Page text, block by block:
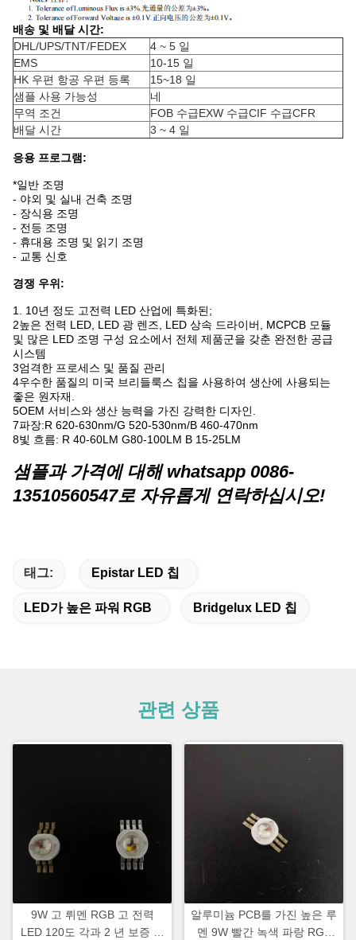
배송 및 배달 시간:
DHL/UPS/TNT/FEDEX
4 ~ 5 일
EMS
10-15 일
HK 우편 항공 우편 등록
15~18 일
샘플 사용 가능성
네
무역 조건
FOB 수급EXW 수급CIF 수급CFR
배달 시간
3 ~ 4 일
응용 프로그램:
*일반 조명
- 야외 및 실내 건축 조명
- 장식용 조명
- 전등 조명
- 휴대용 조명 및 읽기 조명
- 교통 신호
경쟁 우위:
1. 10년 정도 고전력 LED 산업에 특화된;
2높은 전력 LED, LED 광 렌즈, LED 상속 드라이버, MCPCB 모듈
및 많은 LED 조명 구성 요소에서 전체 제품군을 갖춘 완전한 공급
시스템
3엄격한 프로세스 및 품질 관리
4우수한 품질의 미국 브리들룩스 칩을 사용하여 생산에 사용되는
좋은 원자재.
5OEM 서비스와 생산 능력을 가진 강력한 디자인.
7파장:R 620-630nm/G 520-530nm/B 460-470nm
8빛 흐름: R 40-60LM G80-100LM B 15-25LM
샘플과 가격에 대해 whatsapp 0086-
13510560547로 자유롭게 연락하십시오!
태그: Epistar LED 칩
LED가 높은 파워 RGB Bridgelux LED 칩
관련 상품
9W 고 뤼멘 RGB 고 전력
LED 120도 각과 2 년 보증 알
알루미늄 PCB를 가진 높은 루
멘 9W 빨간 녹색 파랑 RGB